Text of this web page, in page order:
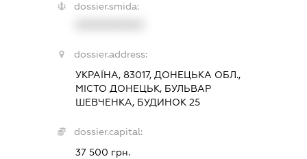
dossier.smida:
dossier.address:
УКРАЇНА, 83017, ДОНЕЦЬКА ОБЛ.,
МІСТО ДОНЕЦЬК, БУЛЬВАР
ШЕВЧЕНКА, БУДИНОК 25
dossier.capital:
37 500 грн.